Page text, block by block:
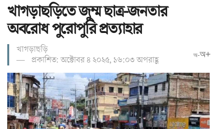
খাগড়াছড়িতে জুম্ম ছাত্র-জনতার
অবরোধ পুরোপুরি প্রত্যাহার
খাগড়াছড়ি
প্রকাশিত: অক্টোবর ৪ ২০২৫, ১৬:০৩ অপরাহ্ণ
অ-অ+